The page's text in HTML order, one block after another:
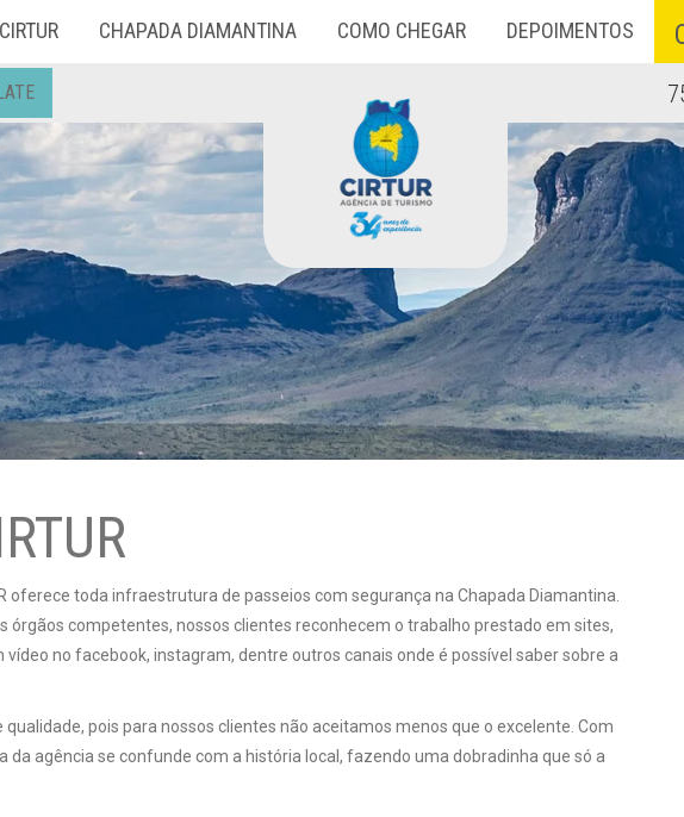
CHAPADA DIAMANTINA COMO CHEGAR DEPOIMENTOS
oferece toda infraestrutura de passeios com segurança na Chapada Diamantina.
órgãos competentes, nossos clientes reconhecem o trabalho prestado em sites,
no facebook, instagram, dentre outros canais onde é possível saber sobre a
pois para nossos clientes não aceitamos menos que o excelente. Com
da agência se confunde com a história local, fazendo uma dobradinha que só a